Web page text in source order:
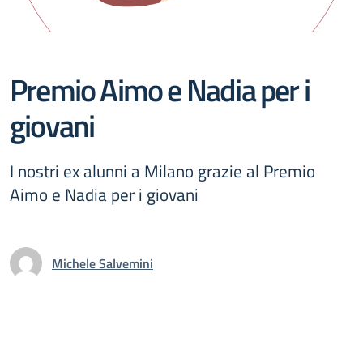
Premio Aimo e Nadia per i
giovani
I nostri ex alunni a Milano grazie al Premio
Aimo e Nadia per i giovani
Michele Salvemini